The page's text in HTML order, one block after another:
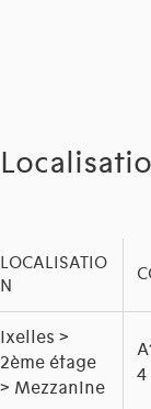
LOCALISATIO
N
Ixelles >
2ème étage
> Mezzanine
4